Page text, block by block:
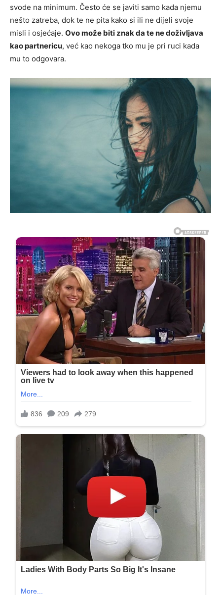
svode na minimum. Često će se javiti samo kada njemu
nešto zatreba, dok te ne pita kako si ili ne dijeli svoje
misli i osjećaje. Ovo može biti znak da te ne doživljava
kao partnericu, već kao nekoga tko mu je pri ruci kada
mu to odgovara.